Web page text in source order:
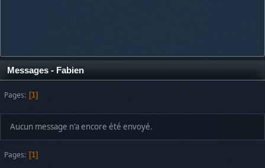
Messages - Fabien
Pages 1
Aucun message n'a encore été envoyé.
Pages 1